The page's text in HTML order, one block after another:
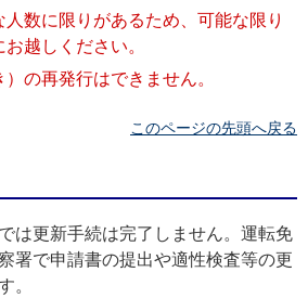
数に限りがあるため、可能な限り
越しください。
の再発行はできません。
このページの先頭へ戻る
は更新手続は完了しません。運転免
署で申請書の提出や適性検査等の更
。